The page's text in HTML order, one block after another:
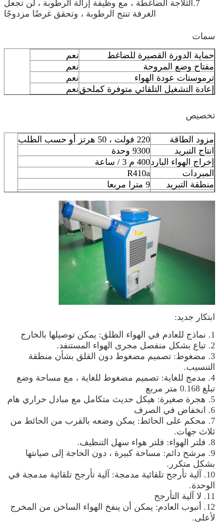
7.الثلاجة الضاغطة ، مع وظيفة إزالة الرطوبة ، لن تجعل
الغرفة تنتج الرطوبة ، وتحقق غرضًا مزدوجًا
سمات
حماية الدورة القصيرة للضاغط
نعم
مفتاح وضع المروحة
نعم
ترموستات عودة الهواء
نعم
إعادة التشغيل التلقائي متوفرة كملحقنعم
تخصيص
مزود الطاقة
220 فولت ، 50 هرتز أو حسب الطلب
انتاج التبريد
9300 وحدة
إخراج الهواء البارد400 م 3 / ساعة
المبردات
R410a
منطقة التبريد
9 مترا مربعا
بحجم
450 مم * 510 مم * 1100 م
2.2 م
55 كجم
ابتكار جديد:
1. نماذج للعادم في الهواء الطلق: يمكن توصيلها بالخارج
2. تباع بشكل منفصل مجرى الهواء المستنفد.
3. مضغوط: تصميم مضغوط دون القلق بشأن منطقة
التنسيب.
4. مدمج للغاية: تصميم مضغوط للغاية ، مع مساحة وضع
تبلغ 0.168 متر مربع
5. هجرة صغيرة: هيكل حديث متكامل مع مبادل حراري هام
6. انخفاض في الصرف
7. محكم على الحائط: يمكن وضعه بالقرب من الحائط من
ثلاث جهات.
8. فلتر الهواء: فلتر هواء سهل التنظيف.
9. مرشح دائم: مساحة كبيرة ، دون الحاجة إلى صيانتها
بشكل متكرر.
10. آلية تأرجح تلقائية مدمجة: آلية تأرجح تلقائية مدمجة في
الوحدة.
11. لا آلية التأرجح
12. أنبوب العادم: يمكن أن ينفخ الهواء الساخن من المخرج
لأعلى.